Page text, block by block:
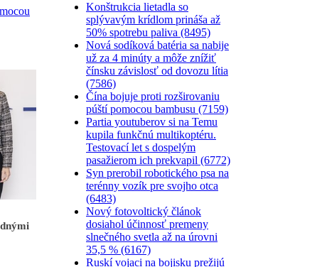
Konštrukcia lietadla so
splývavým krídlom prináša až
50% spotrebu paliva (8495)
Nová sodíková batéria sa nabije
už za 4 minúty a môže znížiť
čínsku závislosť od dovozu lítia
(7586)
Čína bojuje proti rozširovaniu
púští pomocou bambusu (7159)
Partia youtuberov si na Temu
kupila funkčnú multikoptéru.
Testovací let s dospelým
pasažierom ich prekvapil (6772)
Syn prerobil robotického psa na
terénny vozík pre svojho otca
(6483)
Nový fotovoltický článok
dosiahol účinnosť premeny
slnečného svetla až na úrovni
35,5 % (6167)
Ruskí vojaci na bojisku prežijú